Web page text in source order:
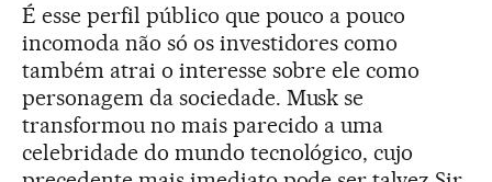
É esse perfil público que pouco a pouco
incomoda não só os investidores como
também atrai o interesse sobre ele como
personagem da sociedade. Musk se
transformou no mais parecido a uma
celebridade do mundo tecnológico, cujo